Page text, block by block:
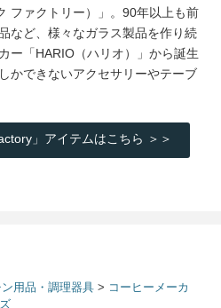
ファクトリー）」。90年以上も前
など、様々なガラス製品を作り続
ー「HARIO（ハリオ）」から誕生
かできないアクセサリーやテーブ
」アイテムはこちら ＞＞
用品・調理器具 > コーヒーメーカ